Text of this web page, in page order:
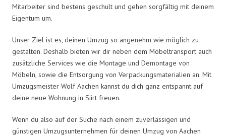
Mitarbeiter sind bestens geschult und gehen sorgfältig mit deinem
Eigentum um.
Unser Ziel ist es, deinen Umzug so angenehm wie möglich zu
gestalten. Deshalb bieten wir dir neben dem Möbeltransport auch
zusätzliche Services wie die Montage und Demontage von
Möbeln, sowie die Entsorgung von Verpackungsmaterialien an. Mit
Umzugsmeister Wolf Aachen kannst du dich ganz entspannt auf
deine neue Wohnung in Siirt freuen.
Wenn du also auf der Suche nach einem zuverlässigen und
günstigen Umzugsunternehmen für deinen Umzug von Aachen